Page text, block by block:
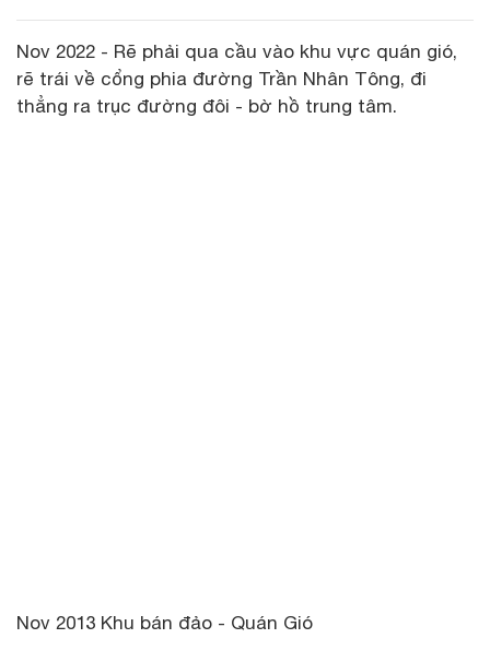
Nov 2022 - Rẽ phải qua cầu vào khu vực quán gió,
rẽ trái về cổng phia đường Trần Nhân Tông, đi
thẳng ra trục đường đôi - bờ hồ trung tâm.
Nov 2013 Khu bán đảo - Quán Gió